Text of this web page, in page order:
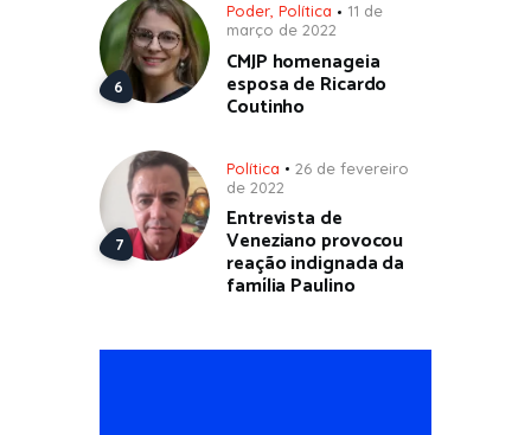
Poder, Política
11 de
março de 2022
CMJP homenageia
esposa de Ricardo
Coutinho
Política
26 de fevereiro
de 2022
Entrevista de
Veneziano provocou
reação indignada da
família Paulino